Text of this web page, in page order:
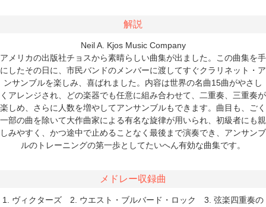
解説
Neil A. Kjos Music Company
アメリカの出版社チョスから素晴らしい曲集が出ました。この曲集を手
にしたその日に、市民バンドのメンバーに渡してすぐクラリネット・ア
ンサンブルを楽しみ、喜ばれました。内容は世界の名曲15曲がやさし
くアレンジされ、どの楽器でも任意に組み合わせて、二重奏、三重奏が
楽しめ、さらに人数を増やしてアンサンブルもできます。曲目も、ごく
一部の曲を除いて大作曲家による有名な旋律が用いられ、初級者にも親
しみやすく、かつ途中で止めることなく最後まで演奏でき、アンサンブ
ルのトレーニングの第一歩としてたいへん有効な曲集です。
メドレー収録曲
1. ヴィクターズ 2. ウエスト・ブルバード・ロック 3. 弦楽四重奏の